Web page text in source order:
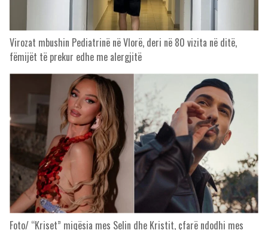
Virozat mbushin Pediatrinë në Vlorë, deri në 80 vizita në ditë,
fëmijët të prekur edhe me alergjitë
Foto/ “Kriset” miqësia mes Selin dhe Kristit, çfarë ndodhi mes